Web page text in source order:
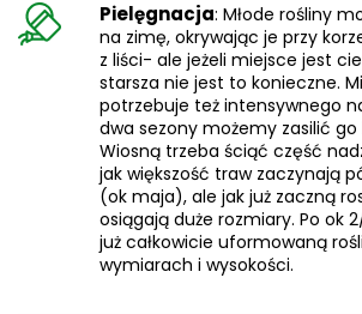
Pielęgnacja: Młode rośliny
na zimę, okrywając je przy
z liści- ale jeżeli miejsce jest
starsza nie jest to konieczne.
potrzebuje też intensywnego
dwa sezony możemy zasilić
Wiosną trzeba ściąć część
jak większość traw zaczynają
(ok maja), ale jak już zaczną
osiągają duże rozmiary. Po ok
już całkowicie uformowaną
wymiarach i wysokości.